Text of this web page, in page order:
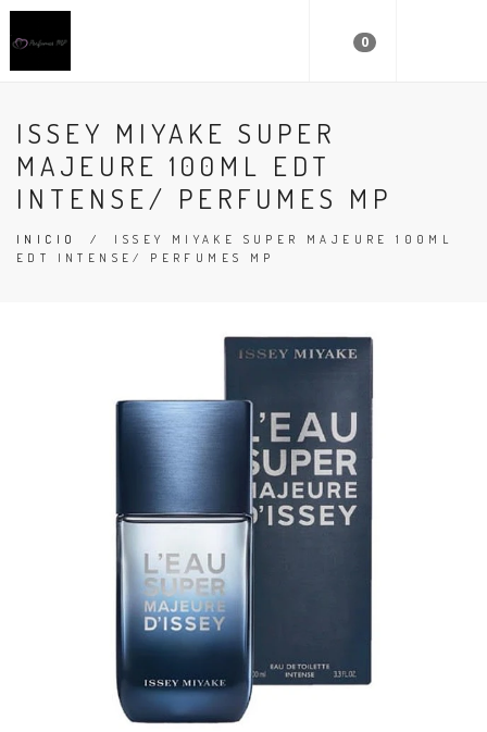
0
ISSEY MIYAKE SUPER
MAJEURE 100ML EDT
INTENSE/ PERFUMES MP
INICIO / ISSEY MIYAKE SUPER MAJEURE 100ML
EDT INTENSE/ PERFUMES MP